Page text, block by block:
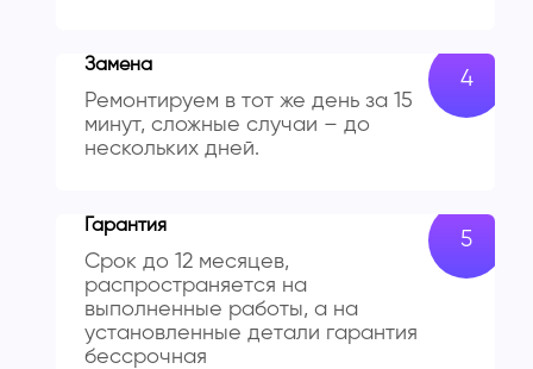
Замена
Ремонтируем в тот же день за 15
минут, сложные случаи – до
нескольких дней.
Гарантия
Срок до 12 месяцев,
распространяется на
выполненные работы, а на
установленные детали гарантия
бессрочная